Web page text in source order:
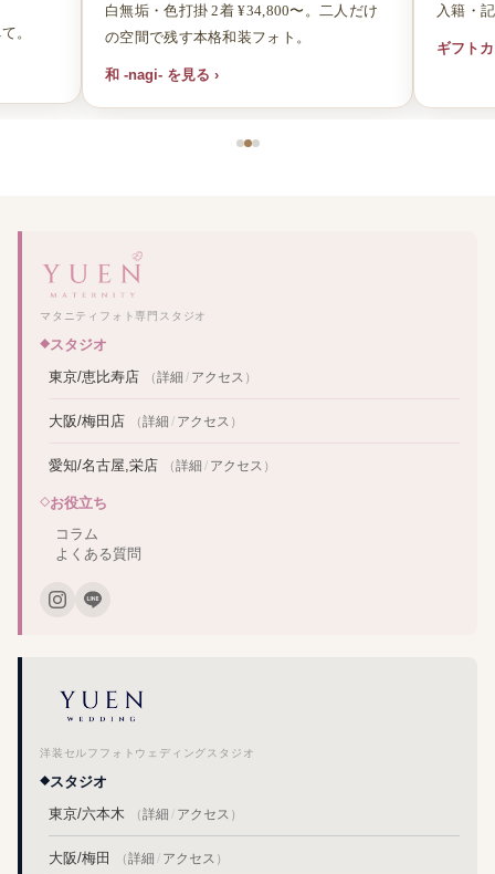
。
白無垢・色打掛 2着 ¥34,800〜。二人だけ
の空間で残す本格和装フォト。
和 -nagi- を見る ›
入籍・
ギフト
マタニティフォト専門スタジオ
スタジオ
東京/恵比寿店
（詳細 / アクセス ）
大阪/梅田店 （詳細 / アクセス ）
愛知/名古屋,栄店 （詳細 / アクセス ）
お役立ち
コラム
よくある質問
洋装セルフフォトウェディングスタジオ
スタジオ
東京/六本木
（詳細 / アクセス ）
大阪/梅田 （詳細 / アクセス ）